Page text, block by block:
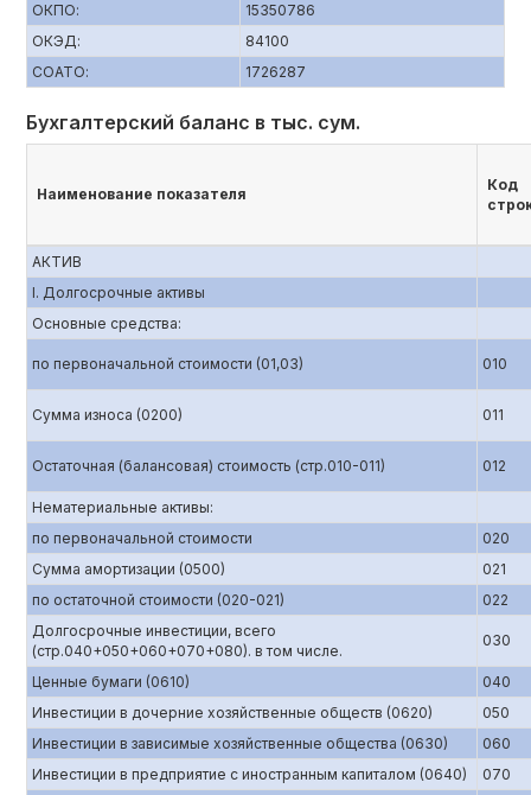
ОКПО:
15350786
ОКЭД:
84100
СОАТО:
1726287
Бухгалтерский баланс в тыс. сум.
Наименование показателя
Код
АКТИВ
I. Долгосрочные активы
Основные средства:
по первоначальной стоимости (01,03) 010
Сумма износа (0200) 011
Остаточная (балансовая) стоимость (стр.010-011) 012
Нематериальные активы:
по первоначальной стоимости
020
Сумма амортизации (0500)
021
по остаточной стоимости (020-021)
022
Долгосрочные инвестиции, всего
(стр.040+050+060+070+080). в том числе.
030
Ценные бумаги (0610)
040
Инвестиции в дочерние хозяйственные обществ (0620)
050
Инвестиции в зависимые хозяйственные общества (0630)
060
Инвестиции в предприятие с иностранным капиталом (0640)
070